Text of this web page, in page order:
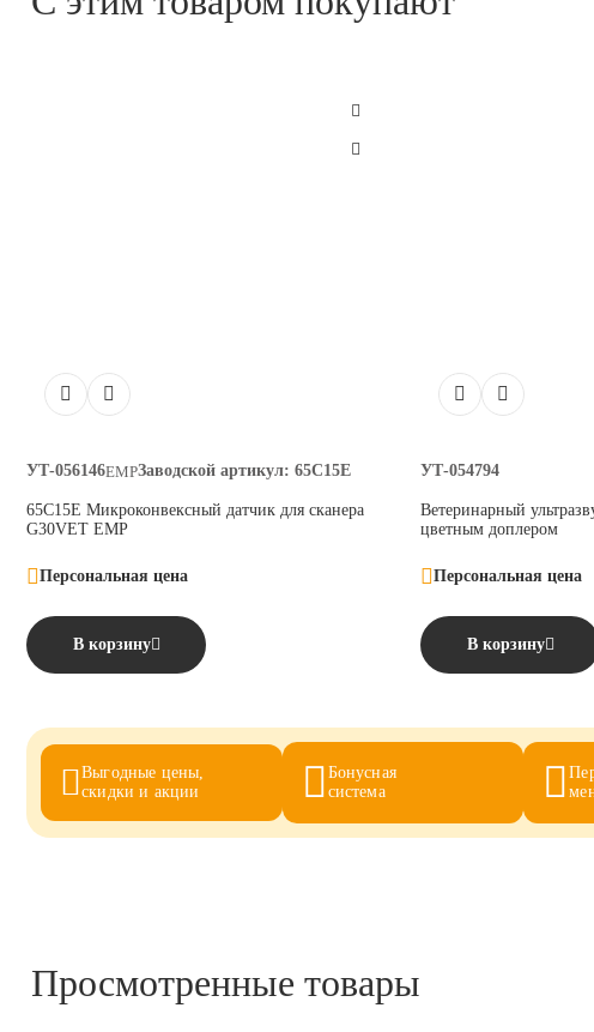
УТ-056146 Заводской артикул: 65C15E
EMP
65C15E Микроконвексный датчик для сканера
G30VET EMP
Персональная цена
В корзину
УТ-054794
Ветеринарный
цветным доплером
Персональная цена
В корзину
Выгодные цены,
скидки и акции
Бонусная
система
Просмотренные товары